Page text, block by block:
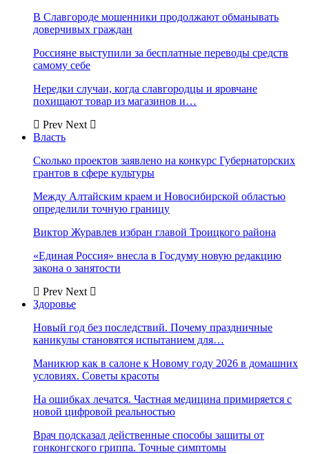
В Славгороде мошенники продолжают обманывать
доверчивых граждан
Россияне выступили за бесплатные переводы средств
самому себе
Нередки случаи, когда славгородцы и яровчане
похищают товар из магазинов и…
Prev Next
Власть
Сколько проектов заявлено на конкурс Губернаторских
грантов в сфере культуры
Между Алтайским краем и Новосибирской областью
определили точную границу
Виктор Журавлев избран главой Троицкого района
«Единая Россия» внесла в Госдуму новую редакцию
закона о занятости
Prev Next
Здоровье
Новый год без последствий. Почему праздничные
каникулы становятся испытанием для…
Маникюр как в салоне к Новому году 2026 в домашних
условиях. Советы красоты
На ошибках лечатся. Частная медицина примиряется с
новой цифровой реальностью
Врач подсказал действенные способы защиты от
гонконгского гриппа. Точные симптомы